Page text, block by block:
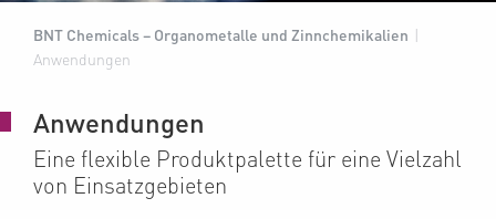
BNT Chemicals – Organometalle und Zinnchemikalien |
Anwendungen
Anwendungen
Eine flexible Produktpalette für eine Vielzahl
von Einsatzgebieten